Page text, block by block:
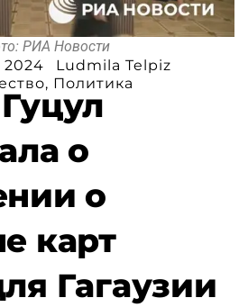
РИА Новости
2024
Ludmila Telpiz
, Политика
о
о
карт
Гагаузии